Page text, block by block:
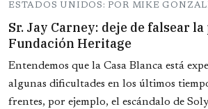
ESTADOS UNIDOS: POR MIKE
Sr. Jay Carney: deje de falsear
Fundación Heritage
Entendemos que la Casa Blanca está
algunas dificultades en los últimos
frentes, por ejemplo, el escándalo de